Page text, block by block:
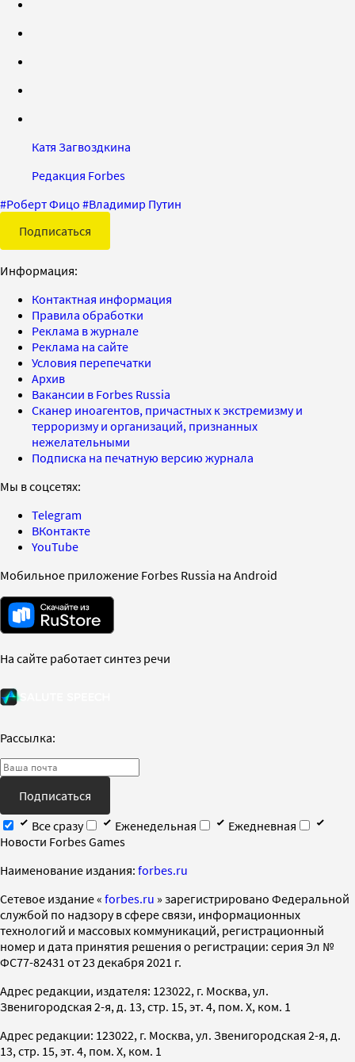
Катя Загвоздкина
Редакция Forbes
#Роберт Фицо #Владимир Путин
Подписаться
Информация:
Контактная информация
Правила обработки
Реклама в журнале
Реклама на сайте
Условия перепечатки
Архив
Вакансии в Forbes Russia
Сканер иноагентов, причастных к экстремизму и
терроризму и организаций, признанных
нежелательными
Подписка на печатную версию журнала
Мы в соцсетях:
Telegram
ВКонтакте
YouTube
Мобильное приложение Forbes Russia на Android
На сайте работает синтез речи
Рассылка:
Подписаться
Все сразу
Еженедельная
Ежедневная
Новости Forbes Games
Наименование издания: forbes.ru
Cетевое издание « forbes.ru » зарегистрировано Федеральной
службой по надзору в сфере связи, информационных
технологий и массовых коммуникаций, регистрационный
номер и дата принятия решения о регистрации: серия Эл №
ФС77-82431 от 23 декабря 2021 г.
Адрес редакции, издателя: 123022, г. Москва, ул.
Звенигородская 2-я, д. 13, стр. 15, эт. 4, пом. X, ком. 1
Адрес редакции: 123022, г. Москва, ул. Звенигородская 2-я, д.
13, стр. 15, эт. 4, пом. X, ком. 1